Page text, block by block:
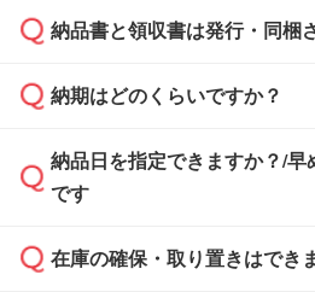
基本的には先入金をお願いし
どの場合は、月末締め翌月末
また、卒業・卒園記念品で対
校や幼稚園・保育園であれば
納品書と領収書は発行・同梱
納品書・領収書は ご依頼を
ず、通常はPDFデータをメ
ます。
たは注文フォームの『ご注文
納期はどのくらいですか？
・印刷する場合(500個程度)
ご入金、イメージ画像の校
納品日を指定できますか？/
です
ご希望の納期がある場合は、
在庫の確保・取り置きはでき